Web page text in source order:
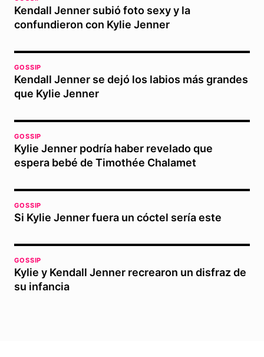
Kendall Jenner subió foto sexy y la
confundieron con Kylie Jenner
GOSSIP
Kendall Jenner se dejó los labios más grandes
que Kylie Jenner
GOSSIP
Kylie Jenner podría haber revelado que
espera bebé de Timothée Chalamet
GOSSIP
Si Kylie Jenner fuera un cóctel sería este
GOSSIP
Kylie y Kendall Jenner recrearon un disfraz de
su infancia